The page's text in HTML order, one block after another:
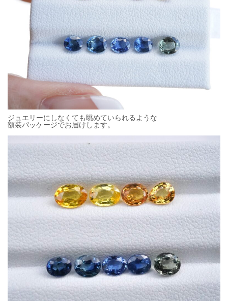
ジュエリーにしなくても眺めていられるような
額装パッケージでお届けします。